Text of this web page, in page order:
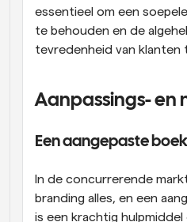
essentieel om een
te behouden en de
tevredenheid van klanten
Aanpassings- en
Een aangepaste
In de concurrerende
branding alles, en een
is een krachtig